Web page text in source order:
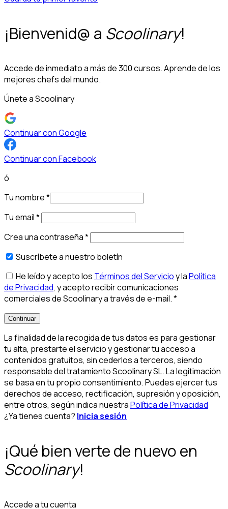
¡Bienvenid@ a Scoolinary!
Accede de inmediato a más de 300 cursos. Aprende de los
mejores chefs del mundo.
Únete a Scoolinary
Continuar con Google
Continuar con Facebook
ó
Tu nombre*
Tu email*
Crea una contraseña*
Suscríbete a nuestro boletín
He leído y acepto los Términos del Servicioy laPolítica
de Privacidad, y acepto recibir comunicaciones
comerciales de Scoolinary a través de e-mail.*
Continuar
La finalidad de la recogida de tus datos es para gestionar
tu alta, prestarte el servicio y gestionar tu acceso a
contenidos gratuitos, sin cederlos a terceros, siendo
responsable del tratamiento Scoolinary SL. La legitimación
se basa en tu propio consentimiento. Puedes ejercer tus
derechos de acceso, rectificación, supresión y oposición,
entre otros, según indica nuestraPolítica de Privacidad
¿Ya tienes cuenta? Inicia sesión
¡Qué bien verte de nuevo en
Scoolinary!
Accede a tu cuenta